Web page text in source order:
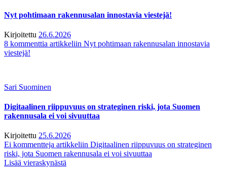
Nyt pohtimaan rakennusalan innostavia viestejä!
Kirjoitettu 26.6.2026
8 kommenttia artikkeliin Nyt pohtimaan rakennusalan innostavia
viestejä!
Sari Suominen
Digitaalinen riippuvuus on strateginen riski, jota Suomen
rakennusala ei voi sivuuttaa
Kirjoitettu 25.6.2026
Ei kommentteja artikkeliin Digitaalinen riippuvuus on strateginen
riski, jota Suomen rakennusala ei voi sivuuttaa
Lisää vieraskynästä